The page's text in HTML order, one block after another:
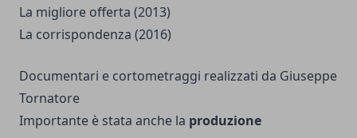
La migliore offerta (2013)
La corrispondenza (2016)
Documentari e cortometraggi realizzati da Giuseppe
Tornatore
Importante è stata anche la produzione